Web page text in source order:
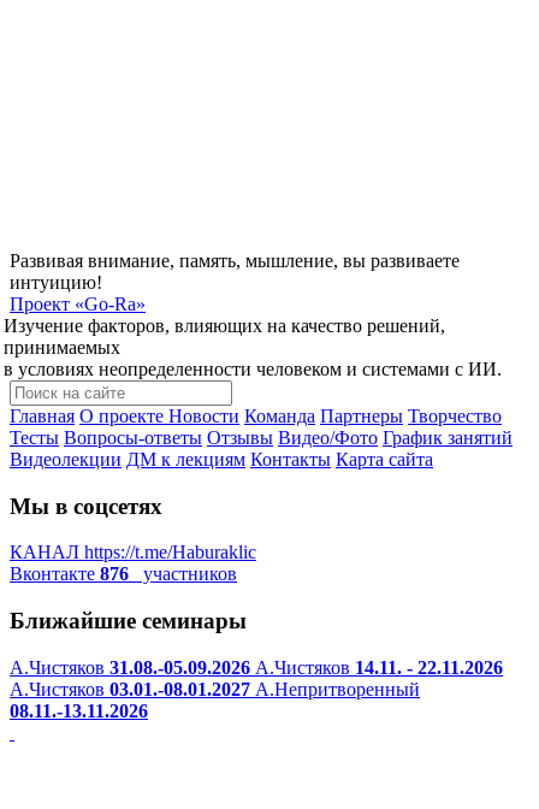
Развивая внимание, память, мышление, вы развиваете
интуицию!
Проект «Go-Ra»
Изучение факторов, влияющих на качество решений,
принимаемых
в условиях неопределенности человеком и системами с ИИ.
Главная О проекте Новости Команда Партнеры Творчество
Тесты Вопросы-ответы Отзывы Видео/Фото График занятий
Видеолекции ДМ к лекциям Контакты Карта сайта
Мы в соцсетях
КАНАЛ https://t.me/Haburaklic
Вконтакте 876 участников
Ближайшие семинары
А.Чистяков 31.08.-05.09.2026 А.Чистяков 14.11. - 22.11.2026
А.Чистяков 03.01.-08.01.2027 А.Непритворенный
08.11.-13.11.2026